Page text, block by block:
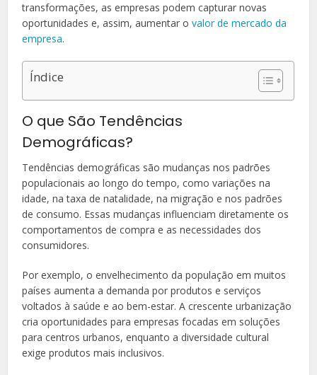
transformações, as empresas podem capturar novas
oportunidades e, assim, aumentar ovalor de mercado da
empresa.
Índice
O que São Tendências
Demográficas?
Tendências demográficas são mudanças nos padrões
populacionais ao longo do tempo, como variações na
idade, na taxa de natalidade, na migração e nos padrões
de consumo. Essas mudanças influenciam diretamente os
comportamentos de compra e as necessidades dos
consumidores.
Por exemplo, o envelhecimento da população em muitos
países aumenta a demanda por produtos e serviços
voltados à saúde e ao bem-estar. A crescente urbanização
cria oportunidades para empresas focadas em soluções
para centros urbanos, enquanto a diversidade cultural
exige produtos mais inclusivos.